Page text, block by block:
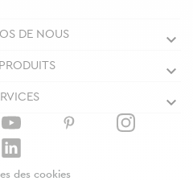
DE NOUS
des cookies